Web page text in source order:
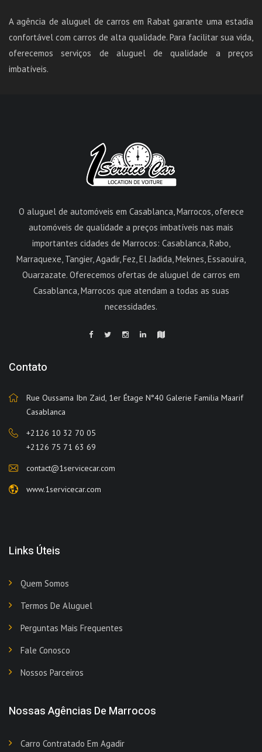
A agência de aluguel de carros em Rabat garante uma estadia
confortável com carros de alta qualidade. Para facilitar sua vida,
oferecemos serviços de aluguel de qualidade a preços
imbatíveis.
O aluguel de automóveis em Casablanca, Marrocos, oferece
automóveis de qualidade a preços imbatíveis nas mais
importantes cidades de Marrocos: Casablanca, Rabo,
Marraquexe, Tangier, Agadir, Fez, El Jadida, Meknes, Essaouira,
Ouarzazate. Oferecemos ofertas de aluguel de carros em
Casablanca, Marrocos que atendam a todas as suas
necessidades.
Contato
Rue Oussama Ibn Zaid, 1er Étage N°40 Galerie Familia Maarif
Casablanca
+2126 10 32 70 05
+2126 75 71 63 69
contact@1servicecar.com
www.1servicecar.com
Links Úteis
Quem Somos
Termos De Aluguel
Perguntas Mais Frequentes
Fale Conosco
Nossos Parceiros
Nossas Agências De Marrocos
Carro Contratado Em Agadir